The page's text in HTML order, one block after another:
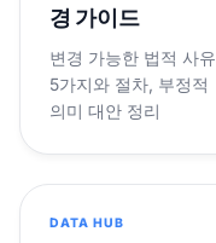
경 가이드
변경 가능한 법적 사유
5가지와 절차, 부정적
의미 대안 정리
DATA HUB